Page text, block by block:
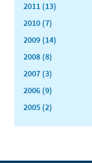
2011 (13)
2010 (7)
2009 (14)
2008 (8)
2007 (3)
2006 (9)
2005 (2)